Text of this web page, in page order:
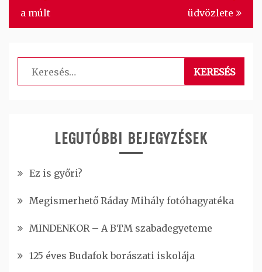
a múlt
üdvözlete
Keresés:
LEGUTÓBBI BEJEGYZÉSEK
Ez is győri?
Megismerhető Ráday Mihály fotóhagyatéka
MINDENKOR – A BTM szabadegyeteme
125 éves Budafok borászati iskolája